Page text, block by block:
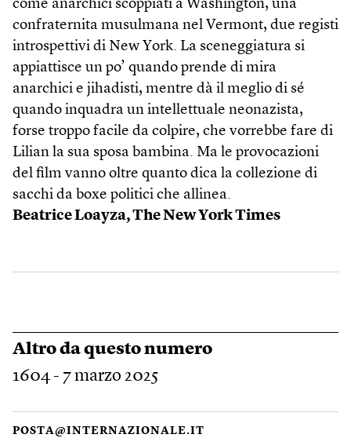
come anarchici scoppiati a Washington, una
confraternita musulmana nel Vermont, due registi
introspettivi di New York. La sceneggiatura si
appiattisce un po’ quando prende di mira
anarchici e jihadisti, mentre dà il meglio di sé
quando inquadra un intellettuale neonazista,
forse troppo facile da colpire, che vorrebbe fare di
Lilian la sua sposa bambina. Ma le provocazioni
del film vanno oltre quanto dica la collezione di
sacchi da boxe politici che allinea.
Beatrice Loayza, The New York Times
Altro da questo numero
1604 - 7 marzo 2025
POSTA@INTERNAZIONALE.IT